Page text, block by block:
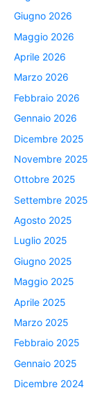
Giugno 2026
Maggio 2026
Aprile 2026
Marzo 2026
Febbraio 2026
Gennaio 2026
Dicembre 2025
Novembre 2025
Ottobre 2025
Settembre 2025
Agosto 2025
Luglio 2025
Giugno 2025
Maggio 2025
Aprile 2025
Marzo 2025
Febbraio 2025
Gennaio 2025
Dicembre 2024